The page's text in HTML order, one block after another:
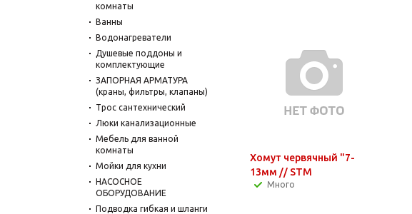
комнаты
Ванны
Водонагреватели
Душевые поддоны и
комплектующие
ЗАПОРНАЯ АРМАТУРА
(краны, фильтры, клапаны)
Трос сантехнический
Люки канализационные
Мебель для ванной
комнаты
Мойки для кухни
НАСОСНОЕ
ОБОРУДОВАНИЕ
Подводка гибкая и шланги
Хомут червячный "7-
13мм // STM
Много